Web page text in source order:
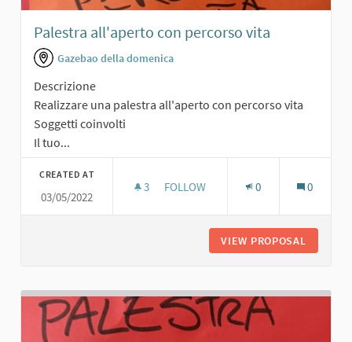
Palestra all'aperto con percorso vita
Gazebao della domenica
Descrizione
Realizzare una palestra all'aperto con percorso vita
Soggetti coinvolti
Il tuo...
CREATED AT
03/05/2022
3 3 FOLLOWERS
FOLLOW 0 0
VIEW PROPOSAL